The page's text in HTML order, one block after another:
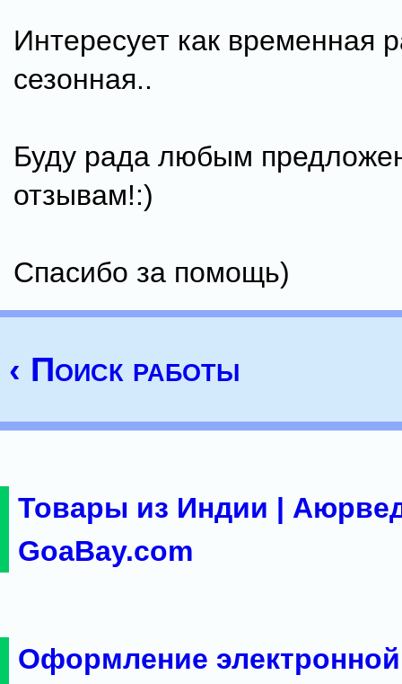
Интересует как временная
сезонная..
Буду рада любым
отзывам!:)
Спасибо за помощь)
‹ Поиск работы
Товары из Индии |
GoaBay.com
Оформление электронной